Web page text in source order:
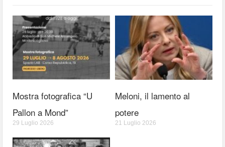
Mostra fotografica “U
Pallon a Mond”
29 Luglio 2026
Meloni, il lamento al
potere
21 Luglio 2026